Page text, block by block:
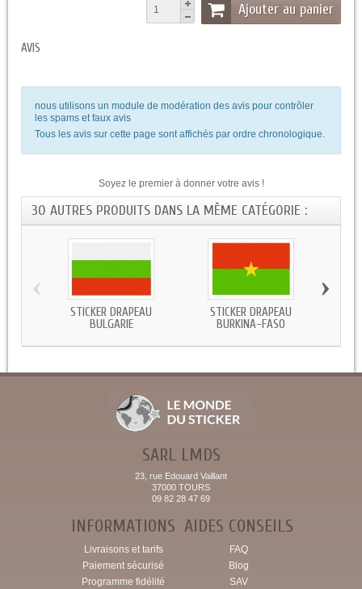
Ajouter au panier
AVIS
nous utilisons un module de modération des avis pour contrôler
les spams et faux avis
Tous les avis sur cette page sont affichés par ordre chronologique.
Soyez le premier à donner votre avis !
30 AUTRES PRODUITS DANS LA MÊME CATÉGORIE :
STICKER DRAPEAU
BULGARIE
STICKER DRAPEAU
BURKINA-FASO
‹ ›
SARL LMDS
23, rue Edouard Vaillant
37000 TOURS
09 82 28 47 69
INFORMATIONS
Livraisons et tarifs
Paiement sécurisé
Programme fidélité
AIDES CONSEILS
FAQ
Blog
SAV